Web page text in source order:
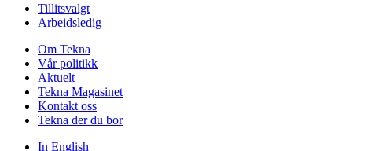
Tillitsvalgt
Arbeidsledig
Om Tekna
Vår politikk
Aktuelt
Tekna Magasinet
Kontakt oss
Tekna der du bor
In English